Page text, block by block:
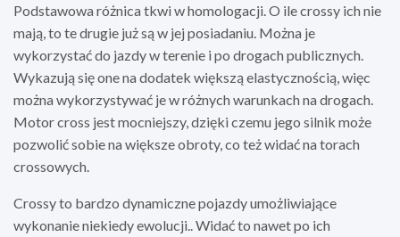
Podstawowa różnica tkwi w homologacji. O ile crossy ich nie
mają, to te drugie już są w jej posiadaniu. Można je
wykorzystać do jazdy w terenie i po drogach publicznych.
Wykazują się one na dodatek większą elastycznością, więc
można wykorzystywać je w różnych warunkach na drogach.
Motor cross jest mocniejszy, dzięki czemu jego silnik może
pozwolić sobie na większe obroty, co też widać na torach
crossowych.
Crossy to bardzo dynamiczne pojazdy umożliwiające
wykonanie niekiedy ewolucji.. Widać to nawet po ich